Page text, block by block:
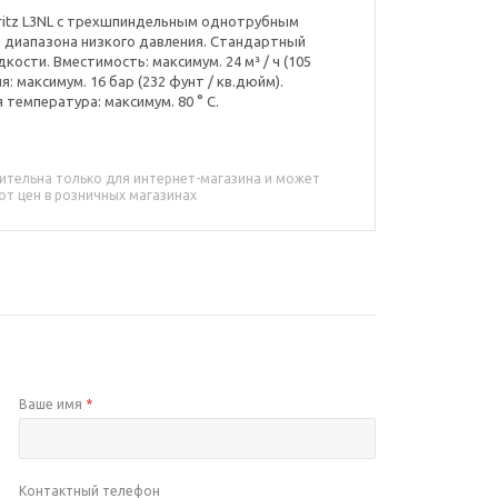
L3NL с трехшпиндельным однотрубным
низкого давления. Стандартный
Вместимость: максимум. 24 м³ / ч (105
максимум. 16 бар (232 фунт / кв.дюйм).
максимум. 80 ° C.
только для интернет-магазина и может
цен в розничных магазинах
Ваше имя *
Контактный телефон